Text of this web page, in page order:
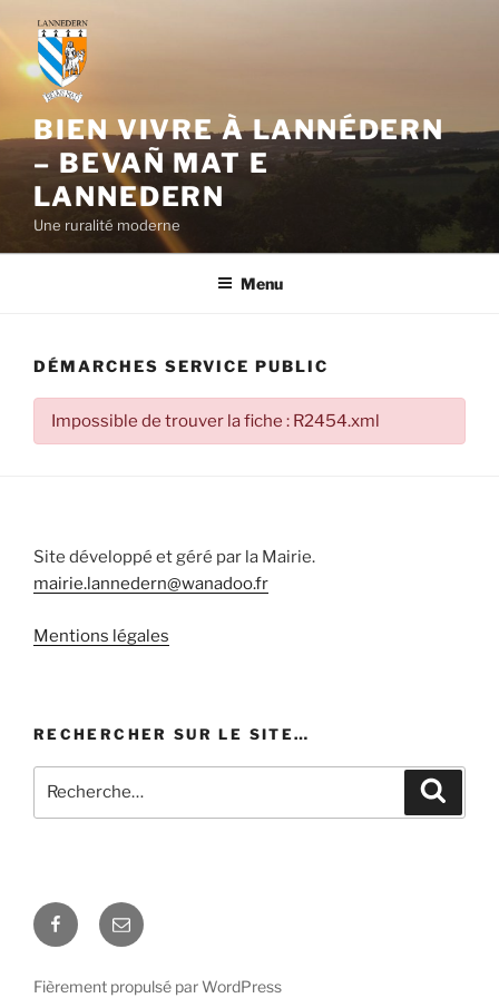
contenu
principal
BIEN VIVRE À LANNÉDERN
– BEVAÑ MAT E
LANNEDERN
Une ruralité moderne
Menu
DÉMARCHES SERVICE PUBLIC
Impossible de trouver la fiche : R2454.xml
Site développé et géré par la Mairie.
mairie.lannedern@wanadoo.fr
Mentions légales
RECHERCHER SUR LE SITE…
pour
Facebook
E-
mail
Fièrement propulsé par WordPress